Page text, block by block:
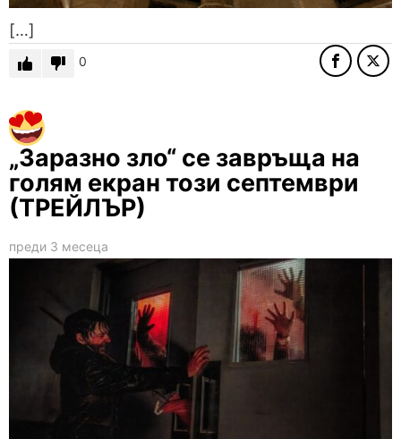
[…]
0
„Заразно зло“ се завръща на
голям екран този септември
(ТРЕЙЛЪР)
преди 3 месеца